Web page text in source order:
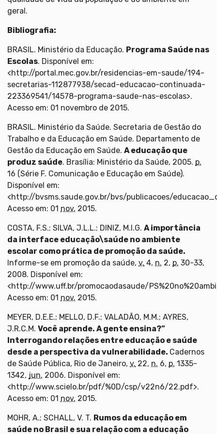
geral.
Bibliografia:
BRASIL. Ministério da Educação. Programa Saúde nas
Escolas. Disponível em:
<http://portal.mec.gov.br/residencias-em-saude/194-
secretarias-112877938/secad-educacao-continuada-
223369541/14578-programa-saude-nas-escolas>.
Acesso em: 01 novembro de 2015.
BRASIL. Ministério da Saúde. Secretaria de Gestão do
Trabalho e da Educação em Saúde. Departamento de
Gestão da Educação em Saúde. A educação que
produz saúde. Brasília: Ministério da Saúde, 2005. p.
16 (Série F. Comunicação e Educação em Saúde).
Disponível em:
<http://bvsms.saude.gov.br/bvs/publicacoes/
Acesso em: 01 nov. 2015.
COSTA, F.S.; SILVA, J.L.L.; DINIZ, M.I.G. A importância
da interface educação\saúde no ambiente
escolar como prática de promoção da saúde.
Informe-se em promoção da saúde, v. 4, n. 2, p. 30-33,
2008. Disponível em:
<http://www.uff.br/promocaodasaude/
Acesso em: 01 nov. 2015.
MEYER, D.E.E.; MELLO, D.F.; VALADÃO, M.M.; AYRES,
J.R.C.M. Você aprende. A gente ensina?”
Interrogando relações entre educação e saúde
desde a perspectiva da vulnerabilidade. Cadernos
de Saúde Pública, Rio de Janeiro, v. 22, n. 6, p. 1335-
1342, jun. 2006. Disponível em:
<http://www.scielo.br/pdf/%0D/csp/v22n6/22.pdf>.
Acesso em: 01 nov. 2015.
MOHR, A.; SCHALL, V. T. Rumos da educação em
saúde no Brasil e sua relação com a educação